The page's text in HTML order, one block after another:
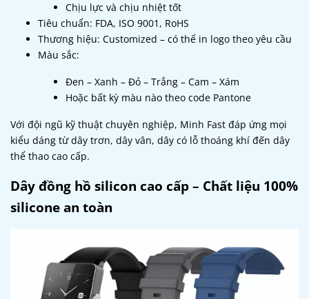
Chịu lực và chịu nhiệt tốt
Tiêu chuẩn: FDA, ISO 9001, RoHS
Thương hiệu: Customized – có thể in logo theo yêu cầu
Màu sắc:
Đen – Xanh – Đỏ – Trắng – Cam – Xám
Hoặc bất kỳ màu nào theo code Pantone
Với đội ngũ kỹ thuật chuyên nghiệp, Minh Fast đáp ứng mọi
kiểu dáng từ dây trơn, dây vân, dây có lỗ thoáng khí đến dây
thể thao cao cấp.
Dây đồng hồ silicon cao cấp – Chất liệu 100%
silicone an toàn